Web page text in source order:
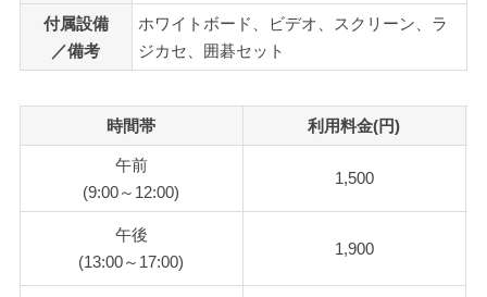
付属設備
／備考
ホワイトボード、ビデオ、スクリーン、ラ
ジカセ、囲碁セット
時間帯 利用料金(円)
午前
(9:00～12:00)
1,500
午後
(13:00～17:00)
1,900